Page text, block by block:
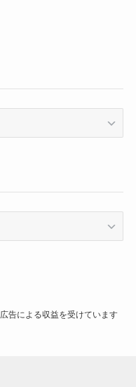
告による収益を受けています